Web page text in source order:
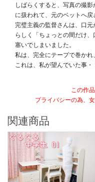
しばらくすると、写真の撮
に扱われて、元のベットへ戻
完璧主義の監督さんは、口
らしく「ちょっとの間だけ
塞いでしまいました。
私は、完全にテープで巻かれ
これは、私が望んでいた事・
この作
プライバシーの為、
関連商品